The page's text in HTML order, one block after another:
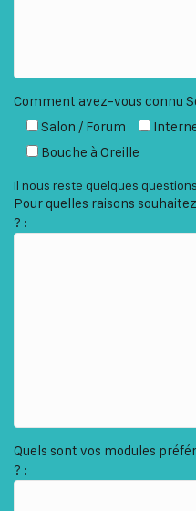
Comment avez-vous connu
Salon / Forum
Bouche à Oreille
Il nous reste quelques
Pour quelles raisons
? :
Quels sont vos modules
? :